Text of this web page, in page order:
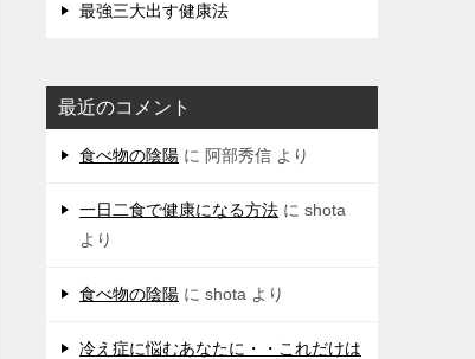
最強三大出す健康法
最近のコメント
食べ物の陰陽 に 阿部秀信 より
一日二食で健康になる方法 に shota
より
食べ物の陰陽 に shota より
冷え症に悩むあなたに・・これだけは